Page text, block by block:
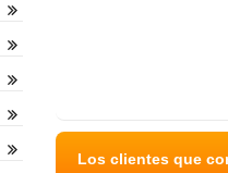
Los clientes que